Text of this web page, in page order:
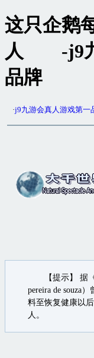
这只企鹅
人 -j9九
品牌
·j9九游会真人游戏第一
【提示】 据《
pereira de souza
料至恢复健康以
人。